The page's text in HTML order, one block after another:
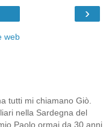
›
web
tutti mi chiamano Giò.
nella Sardegna del
Paolo ormai da 30 anni